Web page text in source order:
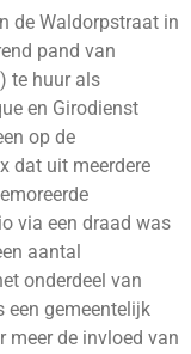
de Waldorpstraat in
pand van
te huur als
en Girodienst
op de
dat uit meerdere
via een draad was
aantal
onderdeel van
een gemeentelijk
meer de invloed van